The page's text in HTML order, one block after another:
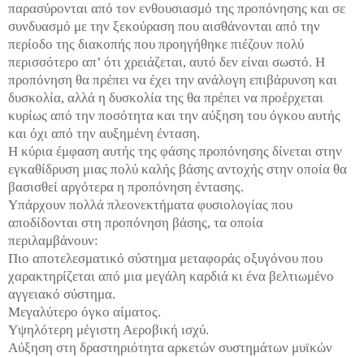
παρασύρονται από τον ενθουσιασμό της προπόνησης και σε
συνδυασμό με την ξεκούραση που αισθάνονται από την
περίοδο της διακοπής που προηγήθηκε πιέζουν πολύ
περισσότερο απ’ ότι χρειάζεται, αυτό δεν είναι σωστό. Η
προπόνηση θα πρέπει να έχει την ανάλογη επιβάρυνση και
δυσκολία, αλλά η δυσκολία της θα πρέπει να προέρχεται
κυρίως από την ποσότητα και την αύξηση του όγκου αυτής
και όχι από την αυξημένη ένταση.
Η κύρια έμφαση αυτής της φάσης προπόνησης δίνεται στην
εγκαθίδρυση μιας πολύ καλής βάσης αντοχής στην οποία θα
βασισθεί αργότερα η προπόνηση έντασης.
Υπάρχουν πολλά πλεονεκτήματα φυσιολογίας που
αποδίδονται στη προπόνηση βάσης, τα οποία
περιλαμβάνουν:
Πιο αποτελεσματικό σύστημα μεταφοράς οξυγόνου που
χαρακτηρίζεται από μια μεγάλη καρδιά κι ένα βελτιωμένο
αγγειακό σύστημα.
Μεγαλύτερο όγκο αίματος.
Υψηλότερη μέγιστη Αεροβική ισχύ.
Αύξηση στη δραστηριότητα αρκετών συστημάτων μυϊκών